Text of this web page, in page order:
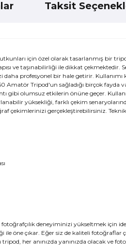
Taksit
için özel olarak tasarlanmış bir
ve taşınabilirliği ile dikkat çekmektedir.
profesyonel bir hale getirir. Kullanımı
Amatör Tripod'un sağladığı birçok fayda
gibi olumsuz etkilerin önüne geçer.
yüksekliği, farklı çekim
çekimlerinizi gerçekleştirebilirsiniz.
deneyiminizi yükseltmek için
öne çıkar. Eğer siz de kaliteli fotoğraflar
tripod, her anınızda yanınızda olacak ve